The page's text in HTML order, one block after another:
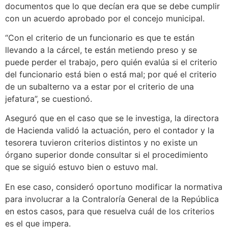
documentos que lo que decían era que se debe cumplir
con un acuerdo aprobado por el concejo municipal.
“Con el criterio de un funcionario es que te están
llevando a la cárcel, te están metiendo preso y se
puede perder el trabajo, pero quién evalúa si el criterio
del funcionario está bien o está mal; por qué el criterio
de un subalterno va a estar por el criterio de una
jefatura”, se cuestionó.
Aseguró que en el caso que se le investiga, la directora
de Hacienda validó la actuación, pero el contador y la
tesorera tuvieron criterios distintos y no existe un
órgano superior donde consultar si el procedimiento
que se siguió estuvo bien o estuvo mal.
En ese caso, consideró oportuno modificar la normativa
para involucrar a la Contraloría General de la República
en estos casos, para que resuelva cuál de los criterios
es el que impera.